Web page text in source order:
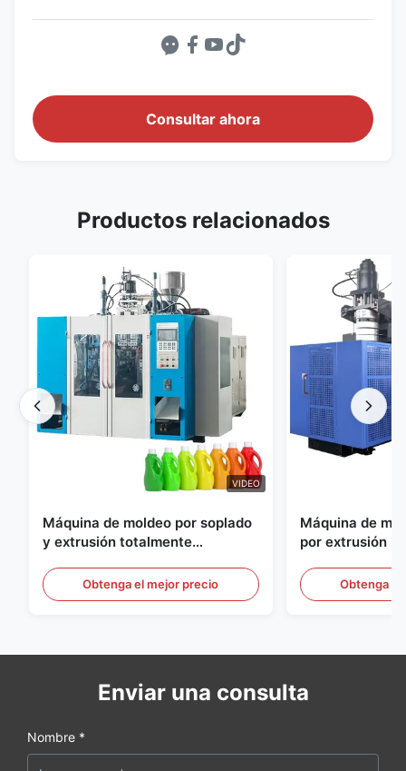
Consultar ahora
Productos relacionados
VIDEO
Máquina de moldeo por soplado
y extrusión totalmente
HDPE, máquina de moldeo por
soplado de PE
Obtenga el mejor precio
Máquina de
por extrusión
automático a
60L
Obtenga el
Enviar una consulta
Nombre *